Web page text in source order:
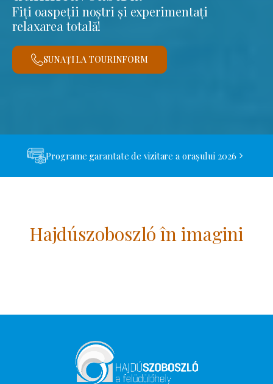
Fiți oaspeții noștri și experimentați
relaxarea totală!
SUNAȚI LA TOURINFORM
Programe garantate de vizitare a orașului 2026
Hajdúszoboszló în imagini